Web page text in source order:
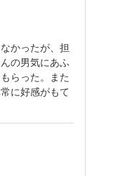
かったが、担
の男気にあふ
らった。また
に好感がもて